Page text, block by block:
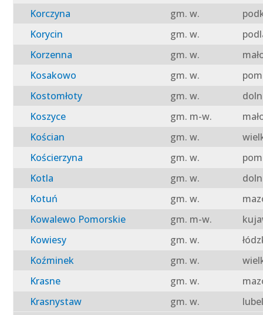
Korczyna
gm. w.
Korycin
gm. w.
Korzenna
gm. w.
Kosakowo
gm. w.
Kostomłoty
gm. w.
Koszyce
gm. m-w.
Kościan
gm. w.
Kościerzyna
gm. w.
Kotla
gm. w.
Kotuń
gm. w.
Kowalewo Pomorskie
gm. m-w.
Kowiesy
gm. w.
Koźminek
gm. w.
Krasne
gm. w.
Krasnystaw
gm. w.